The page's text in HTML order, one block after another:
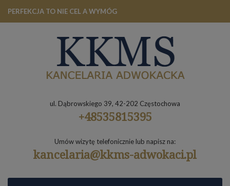
PERFEKCJA TO NIE CEL A WYMÓG
ul. Dąbrowskiego 39, 42-202 Częstochowa
+48535815395
Umów wizytę telefonicznie lub napisz na:
kancelaria@kkms-adwokaci.pl